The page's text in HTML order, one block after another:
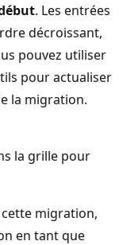
. Les entrées
décroissant,
pouvez utiliser
pour actualiser
la migration.
la grille pour
cette migration,
en tant que